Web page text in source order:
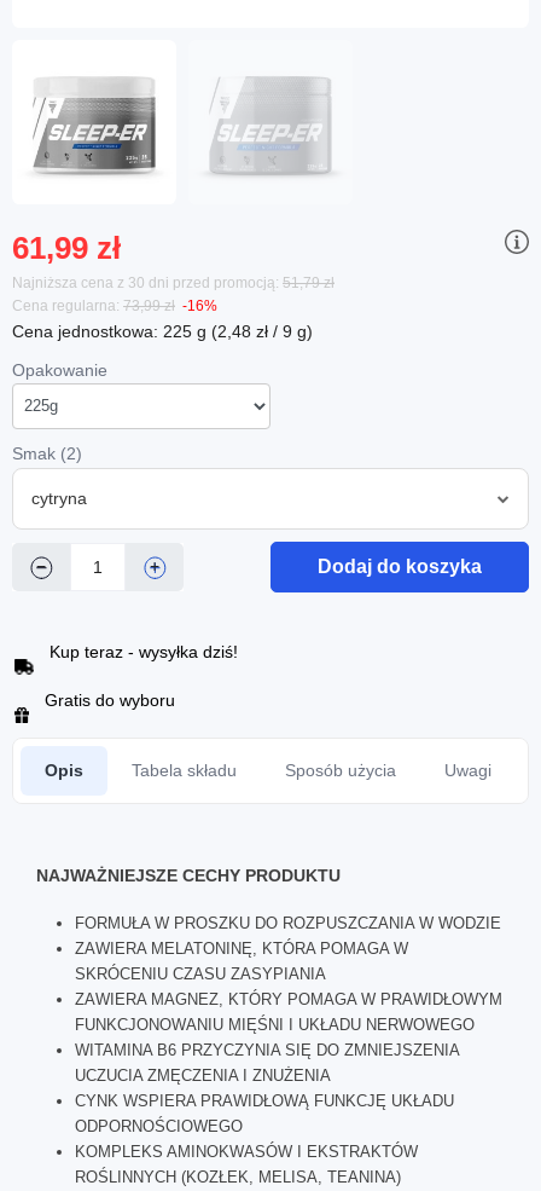
61,99 zł
Najniższa cena z 30 dni przed promocją: 51,79 zł
Cena regularna: 73,99 zł -16%
Cena jednostkowa: 225 g (2,48 zł / 9 g)
Opakowanie
Smak (2)
cytryna
− + Dodaj do koszyka
Kup teraz - wysyłka dziś!
Gratis do wyboru
Opis Tabela składu Sposób użycia Uwagi
NAJWAŻNIEJSZE CECHY PRODUKTU
FORMUŁA W PROSZKU DO ROZPUSZCZANIA W WODZIE
ZAWIERA MELATONINĘ, KTÓRA POMAGA W
SKRÓCENIU CZASU ZASYPIANIA
ZAWIERA MAGNEZ, KTÓRY POMAGA W PRAWIDŁOWYM
FUNKCJONOWANIU MIĘŚNI I UKŁADU NERWOWEGO
WITAMINA B6 PRZYCZYNIA SIĘ DO ZMNIEJSZENIA
UCZUCIA ZMĘCZENIA I ZNUŻENIA
CYNK WSPIERA PRAWIDŁOWĄ FUNKCJĘ UKŁADU
ODPORNOŚCIOWEGO
KOMPLEKS AMINOKWASÓW I EKSTRAKTÓW
ROŚLINNYCH (KOZŁEK, MELISA, TEANINA)